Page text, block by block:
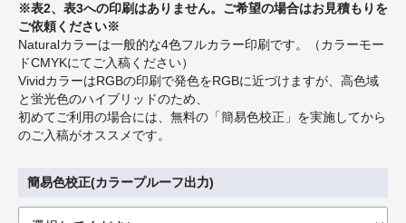
※表2、表3への印刷はありません。ご希望の場合はお見積もりを
ご依頼ください※
Naturalカラーは一般的な4色フルカラー印刷です。（カラーモー
ドCMYKにてご入稿ください）
VividカラーはRGBの印刷で発色をRGBに近づけますが、高色域
と蛍光色のハイブリッドのため、
初めてご利用の場合には、無料の「簡易色校正」を実施してから
のご入稿がオススメです。
簡易色校正(カラープルーフ出力)